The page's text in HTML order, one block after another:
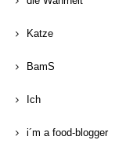
Katze
BamS
Ich
i´m a food-blogger